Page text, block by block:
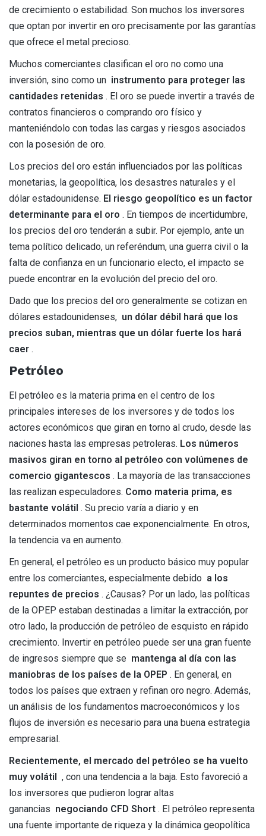
de crecimiento o estabilidad. Son muchos los inversores
que optan por invertir en oro precisamente por las garantías
que ofrece el metal precioso.
Muchos comerciantes clasifican el oro no como una
inversión, sino como un instrumento para proteger las
cantidades retenidas . El oro se puede invertir a través de
contratos financieros o comprando oro físico y
manteniéndolo con todas las cargas y riesgos asociados
con la posesión de oro.
Los precios del oro están influenciados por las políticas
monetarias, la geopolítica, los desastres naturales y el
dólar estadounidense. El riesgo geopolítico es un factor
determinante para el oro . En tiempos de incertidumbre,
los precios del oro tenderán a subir. Por ejemplo, ante un
tema político delicado, un referéndum, una guerra civil o la
falta de confianza en un funcionario electo, el impacto se
puede encontrar en la evolución del precio del oro.
Dado que los precios del oro generalmente se cotizan en
dólares estadounidenses, un dólar débil hará que los
precios suban, mientras que un dólar fuerte los hará
caer .
Petróleo
El petróleo es la materia prima en el centro de los
principales intereses de los inversores y de todos los
actores económicos que giran en torno al crudo, desde las
naciones hasta las empresas petroleras. Los números
masivos giran en torno al petróleo con volúmenes de
comercio gigantescos . La mayoría de las transacciones
las realizan especuladores. Como materia prima, es
bastante volátil . Su precio varía a diario y en
determinados momentos cae exponencialmente. En otros,
la tendencia va en aumento.
En general, el petróleo es un producto básico muy popular
entre los comerciantes, especialmente debido a los
repuntes de precios . ¿Causas? Por un lado, las políticas
de la OPEP estaban destinadas a limitar la extracción, por
otro lado, la producción de petróleo de esquisto en rápido
crecimiento. Invertir en petróleo puede ser una gran fuente
de ingresos siempre que se mantenga al día con las
maniobras de los países de la OPEP . En general, en
todos los países que extraen y refinan oro negro. Además,
un análisis de los fundamentos macroeconómicos y los
flujos de inversión es necesario para una buena estrategia
empresarial.
Recientemente, el mercado del petróleo se ha vuelto
muy volátil , con una tendencia a la baja. Esto favoreció a
los inversores que pudieron lograr altas
ganancias negociando CFD Short . El petróleo representa
una fuente importante de riqueza y la dinámica geopolítica